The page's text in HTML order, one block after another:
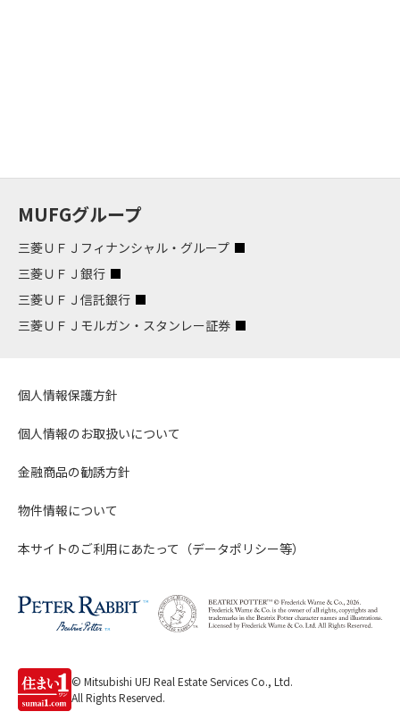
MUFGグループ
三菱ＵＦＪフィナンシャル・グループ
三菱ＵＦＪ銀行
三菱ＵＦＪ信託銀行
三菱ＵＦＪモルガン・スタンレー証券
個人情報保護方針
個人情報のお取扱いについて
金融商品の勧誘方針
物件情報について
本サイトのご利用にあたって（データポリシー等）
© Mitsubishi UFJ Real Estate Services Co., Ltd.
All Rights Reserved.